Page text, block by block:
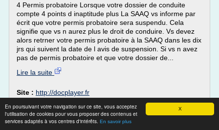
X
En poursuivant votre navigation sur ce site, vous acceptez
l'utilisation de cookies pour vous proposer des contenus et
services adaptés à vos centres d'intérêts. En savoir plus
4 Permis probatoire Lorsque votre dossier de conduite
compte 4 points d inaptitude plus La SAAQ vs informe par
écrit que votre permis probatoire sera suspendu. Cela
signifie que vs n aurez plus le droit de conduire. Vs devez
alors retrner votre permis probatoire à la SAAQ dans les dix
jrs qui suivent la date de l avis de suspension. Si vs n avez
pas de permis probatoire et que votre dossier de...
Lire la suite
Site : http://docplayer.fr
Centre d'examen SAAQ de la Montérégie |
Permis de conduire ...